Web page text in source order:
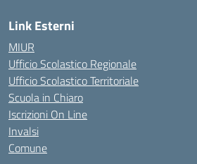
Link Esterni
MIUR
Ufficio Scolastico Regionale
Ufficio Scolastico Territoriale
Scuola in Chiaro
Iscrizioni On Line
Invalsi
Comune